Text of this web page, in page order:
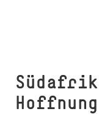
Hoffnung